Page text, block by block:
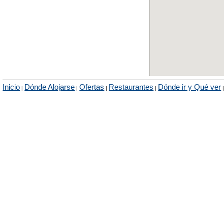
Inicio | Dónde Alojarse |Ofertas | Restaurantes | Dónde ir y Qué ver |